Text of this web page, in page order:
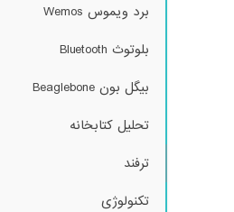
برد ویموس Wemos
بلوتوث Bluetooth
بیگل بون Beaglebone
تحلیل کتابخانه
ترفند
تکنولوژی